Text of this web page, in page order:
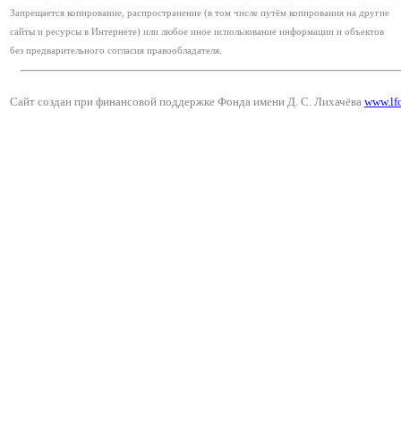
Запрещается копирование, распространение (в том числе путём копирования на другие
сайты и ресурсы в Интернете) или любое иное использование информации и объектов
без предварительного согласия правообладателя.
Сайт создан при финансовой поддержке Фонда имени Д. С. Лихачёва